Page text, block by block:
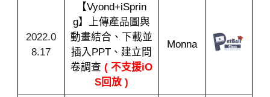
2022.0
8.17
【Vyond+iSprin
g】上傳產品圖與
動畫結合、下載並
插入PPT、建立問
卷調查 ( 不支援iO
S回放 )
Monna